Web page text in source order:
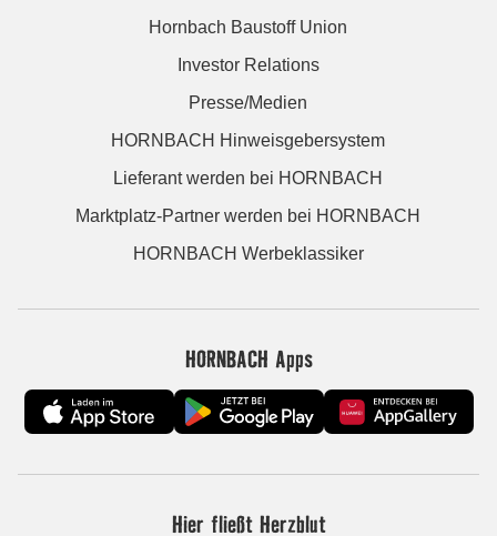
Hornbach Baustoff Union
Investor Relations
Presse/Medien
HORNBACH Hinweisgebersystem
Lieferant werden bei HORNBACH
Marktplatz-Partner werden bei HORNBACH
HORNBACH Werbeklassiker
HORNBACH Apps
Hier fließt Herzblut